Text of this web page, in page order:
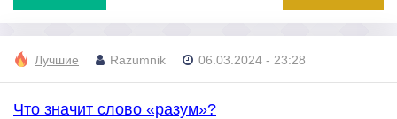
Лучшие Razumnik 06.03.2024 - 23:28
Что значит слово «разум»?